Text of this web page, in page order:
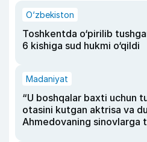
O‘zbekiston
Toshkentda o‘pirilib
6 kishiga sud hukmi o‘qildi
Madaniyat
“U boshqalar baxti uchun
otasini kutgan aktrisa va
Ahmedovaning sinovlarga